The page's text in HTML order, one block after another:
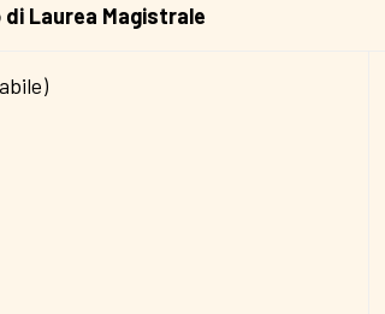
Laurea Magistrale